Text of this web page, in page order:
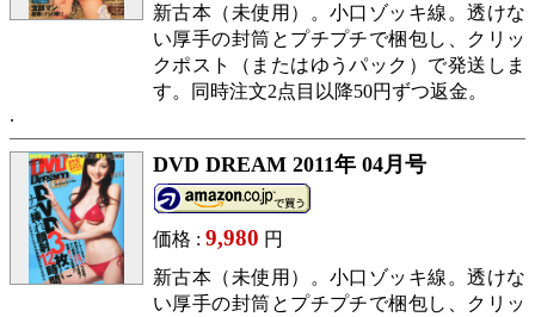
新古本（未使用）。小口ゾッキ線。透けな
い厚手の封筒とプチプチで梱包し、クリッ
クポスト（またはゆうパック）で発送しま
す。同時注文2点目以降50円ずつ返金。
DVD DREAM 2011年 04月号
価格 : 9,980 円
新古本（未使用）。小口ゾッキ線。透けな
い厚手の封筒とプチプチで梱包し、クリッ